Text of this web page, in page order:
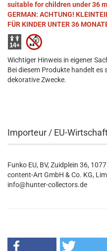
suitable for children under 36
GERMAN: ACHTUNG!
FÜR KINDER UNTER 36
Wichtiger Hinweis in eigener
Bei diesem Produkte handelt es
dekorative Zwecke.
Importeur / EU-
Funko EU, BV, Zuidplein 36,
content-Art GmbH & Co. KG,
info@hunter-collectors.de